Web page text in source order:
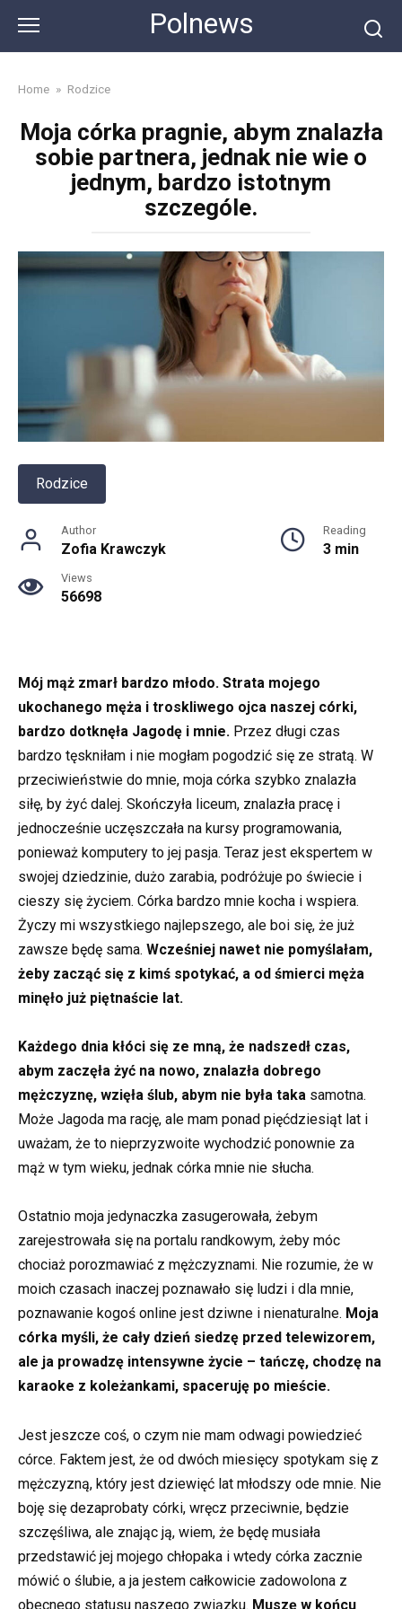
content
Polnews
Home » Rodzice
Moja córka pragnie, abym znalazła
sobie partnera, jednak nie wie o
jednym, bardzo istotnym
szczególe.
Rodzice
Author
Zofia Krawczyk
Reading
3 min
Views
56698
Mój mąż zmarł bardzo młodo. Strata mojego
ukochanego męża i troskliwego ojca naszej córki,
bardzo dotknęła Jagodę i mnie. Przez długi czas
bardzo tęskniłam i nie mogłam pogodzić się ze stratą. W
przeciwieństwie do mnie, moja córka szybko znalazła
siłę, by żyć dalej. Skończyła liceum, znalazła pracę i
jednocześnie uczęszczała na kursy programowania,
ponieważ komputery to jej pasja. Teraz jest ekspertem w
swojej dziedzinie, dużo zarabia, podróżuje po świecie i
cieszy się życiem. Córka bardzo mnie kocha i wspiera.
Życzy mi wszystkiego najlepszego, ale boi się, że już
zawsze będę sama. Wcześniej nawet nie pomyślałam,
żeby zacząć się z kimś spotykać, a od śmierci męża
minęło już piętnaście lat.
Każdego dnia kłóci się ze mną, że nadszedł czas,
abym zaczęła żyć na nowo, znalazła dobrego
mężczyznę, wzięła ślub, abym nie była taka samotna.
Może Jagoda ma rację, ale mam ponad pięćdziesiąt lat i
uważam, że to nieprzyzwoite wychodzić ponownie za
mąż w tym wieku, jednak córka mnie nie słucha.
Ostatnio moja jedynaczka zasugerowała, żebym
zarejestrowała się na portalu randkowym, żeby móc
chociaż porozmawiać z mężczyznami. Nie rozumie, że w
moich czasach inaczej poznawało się ludzi i dla mnie,
poznawanie kogoś online jest dziwne i nienaturalne. Moja
córka myśli, że cały dzień siedzę przed telewizorem,
ale ja prowadzę intensywne życie – tańczę, chodzę na
karaoke z koleżankami, spaceruję po mieście.
Jest jeszcze coś, o czym nie mam odwagi powiedzieć
córce. Faktem jest, że od dwóch miesięcy spotykam się z
mężczyzną, który jest dziewięć lat młodszy ode mnie. Nie
boję się dezaprobaty córki, wręcz przeciwnie, będzie
szczęśliwa, ale znając ją, wiem, że będę musiała
przedstawić jej mojego chłopaka i wtedy córka zacznie
mówić o ślubie, a ja jestem całkowicie zadowolona z
obecnego statusu naszego związku. Muszę w końcu